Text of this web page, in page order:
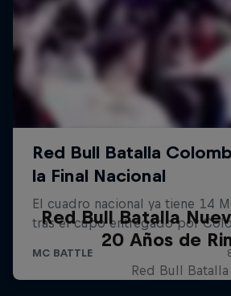
Red Bull Batalla
20 Años de
Red Bull Batalla